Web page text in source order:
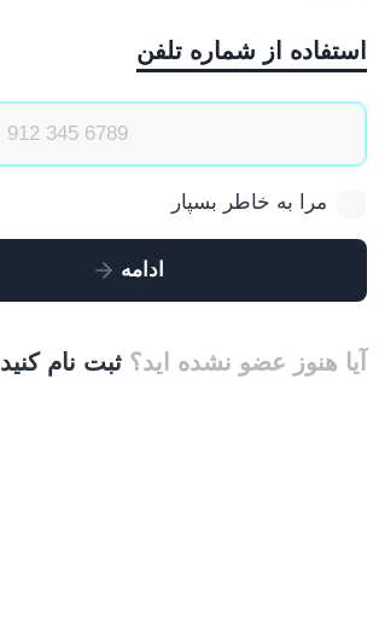
استفاده از شماره تلفن
مرا به خاطر بسپار
ادامه
آیا هنوز عضو نشده اید؟ ثبت نام کنید